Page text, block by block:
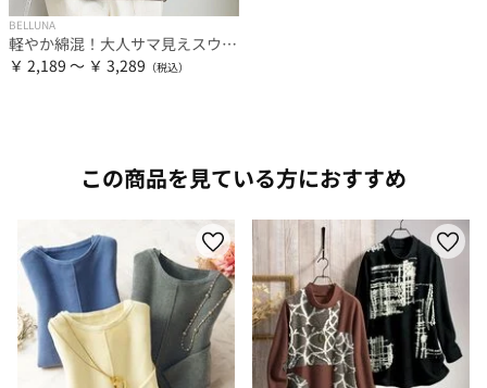
BELLUNA
軽やか綿混！大人サマ見えスウェット
￥ 2,189 ～ ￥ 3,289
この商品を見ている方におすすめ